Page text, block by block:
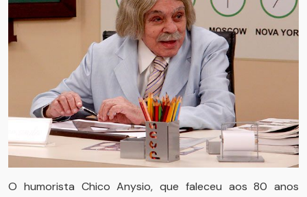
O humorista Chico Anysio, que faleceu aos 80 anos